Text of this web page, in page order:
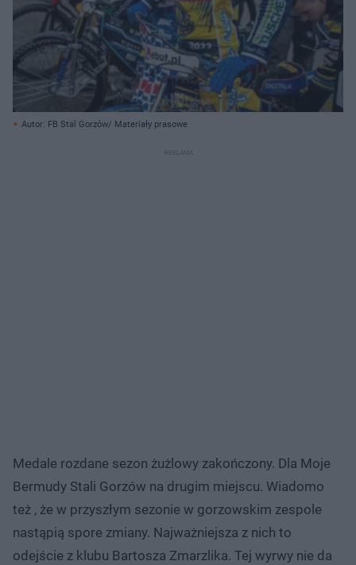
Autor: FB Stal Gorzów/ Materiały prasowe
Medale rozdane sezon żużlowy zakończony. Dla Moje
Bermudy Stali Gorzów na drugim miejscu​. Wiadomo
też , że w przyszłym sezonie w gorzowskim zespole
nastąpią spore zmiany. Najważniejsza z nich to
odejście z klubu Bartosza Zmarzlika. Tej wyrwy nie da